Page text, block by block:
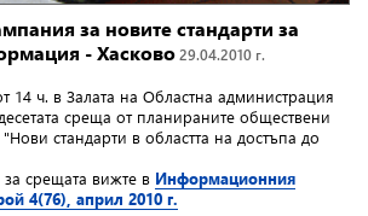
за новите стандарти за
- Хасково 29.04.2010 г.
14 ч. в Залата на Областна администрация
среща от планираните обществени
Нови стандарти в областта на достъпа до
срещата вижте в Информационния
4(76), април 2010 г.